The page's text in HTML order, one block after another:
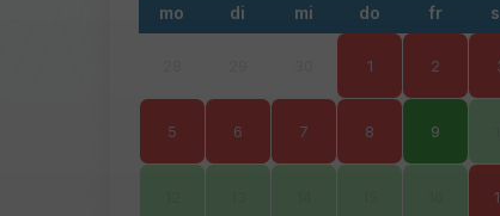
mo di mi do fr
1 2
5 6 7 8 9